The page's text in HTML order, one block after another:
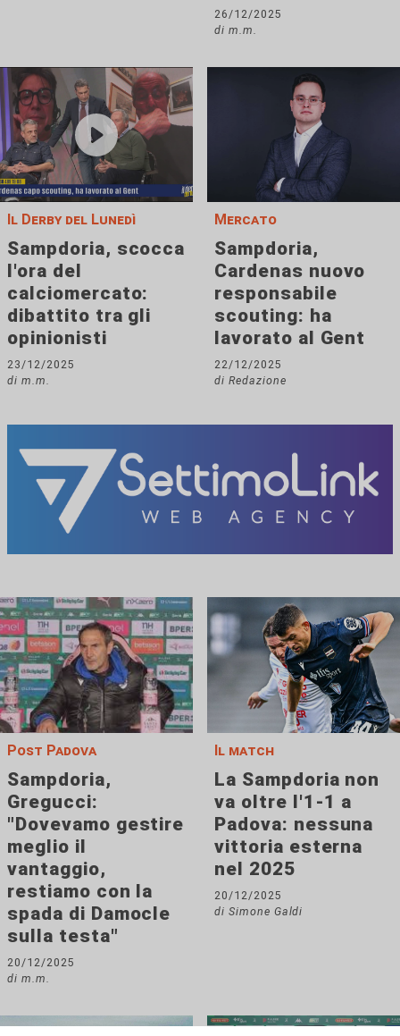
26/12/2025
di m.m.
Il Derby del Lunedì
Sampdoria, scocca
l'ora del
calciomercato:
dibattito tra gli
opinionisti
23/12/2025
di m.m.
Mercato
Sampdoria,
Cardenas nuovo
responsabile
scouting: ha
lavorato al Gent
22/12/2025
di Redazione
Post Padova
Sampdoria,
Gregucci:
"Dovevamo gestire
meglio il
vantaggio,
restiamo con la
spada di Damocle
sulla testa"
20/12/2025
di m.m.
Il match
La Sampdoria non
va oltre l'1-1 a
Padova: nessuna
vittoria esterna
nel 2025
20/12/2025
di Simone Galdi